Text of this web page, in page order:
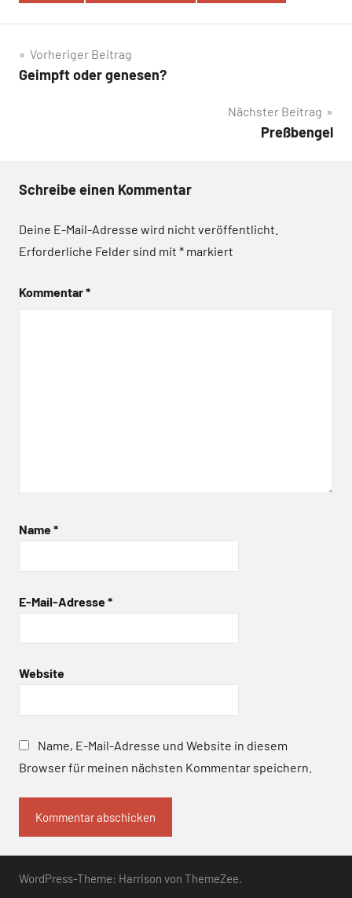
Beitragsnavigation
Vorheriger Beitrag
Geimpft oder genesen?
Nächster Beitrag
Preßbengel
Schreibe einen Kommentar
Deine E-Mail-Adresse wird nicht veröffentlicht.
Erforderliche Felder sind mit * markiert
Kommentar*
Name*
E-Mail-Adresse*
Website
Name, E-Mail-Adresse und Website in diesem
Browser für meinen nächsten Kommentar speichern.
WordPress-Theme: Harrison von ThemeZee.